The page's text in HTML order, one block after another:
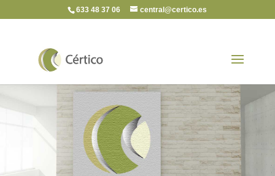
633 48 37 06 central@certico.es
Política de
Cookies